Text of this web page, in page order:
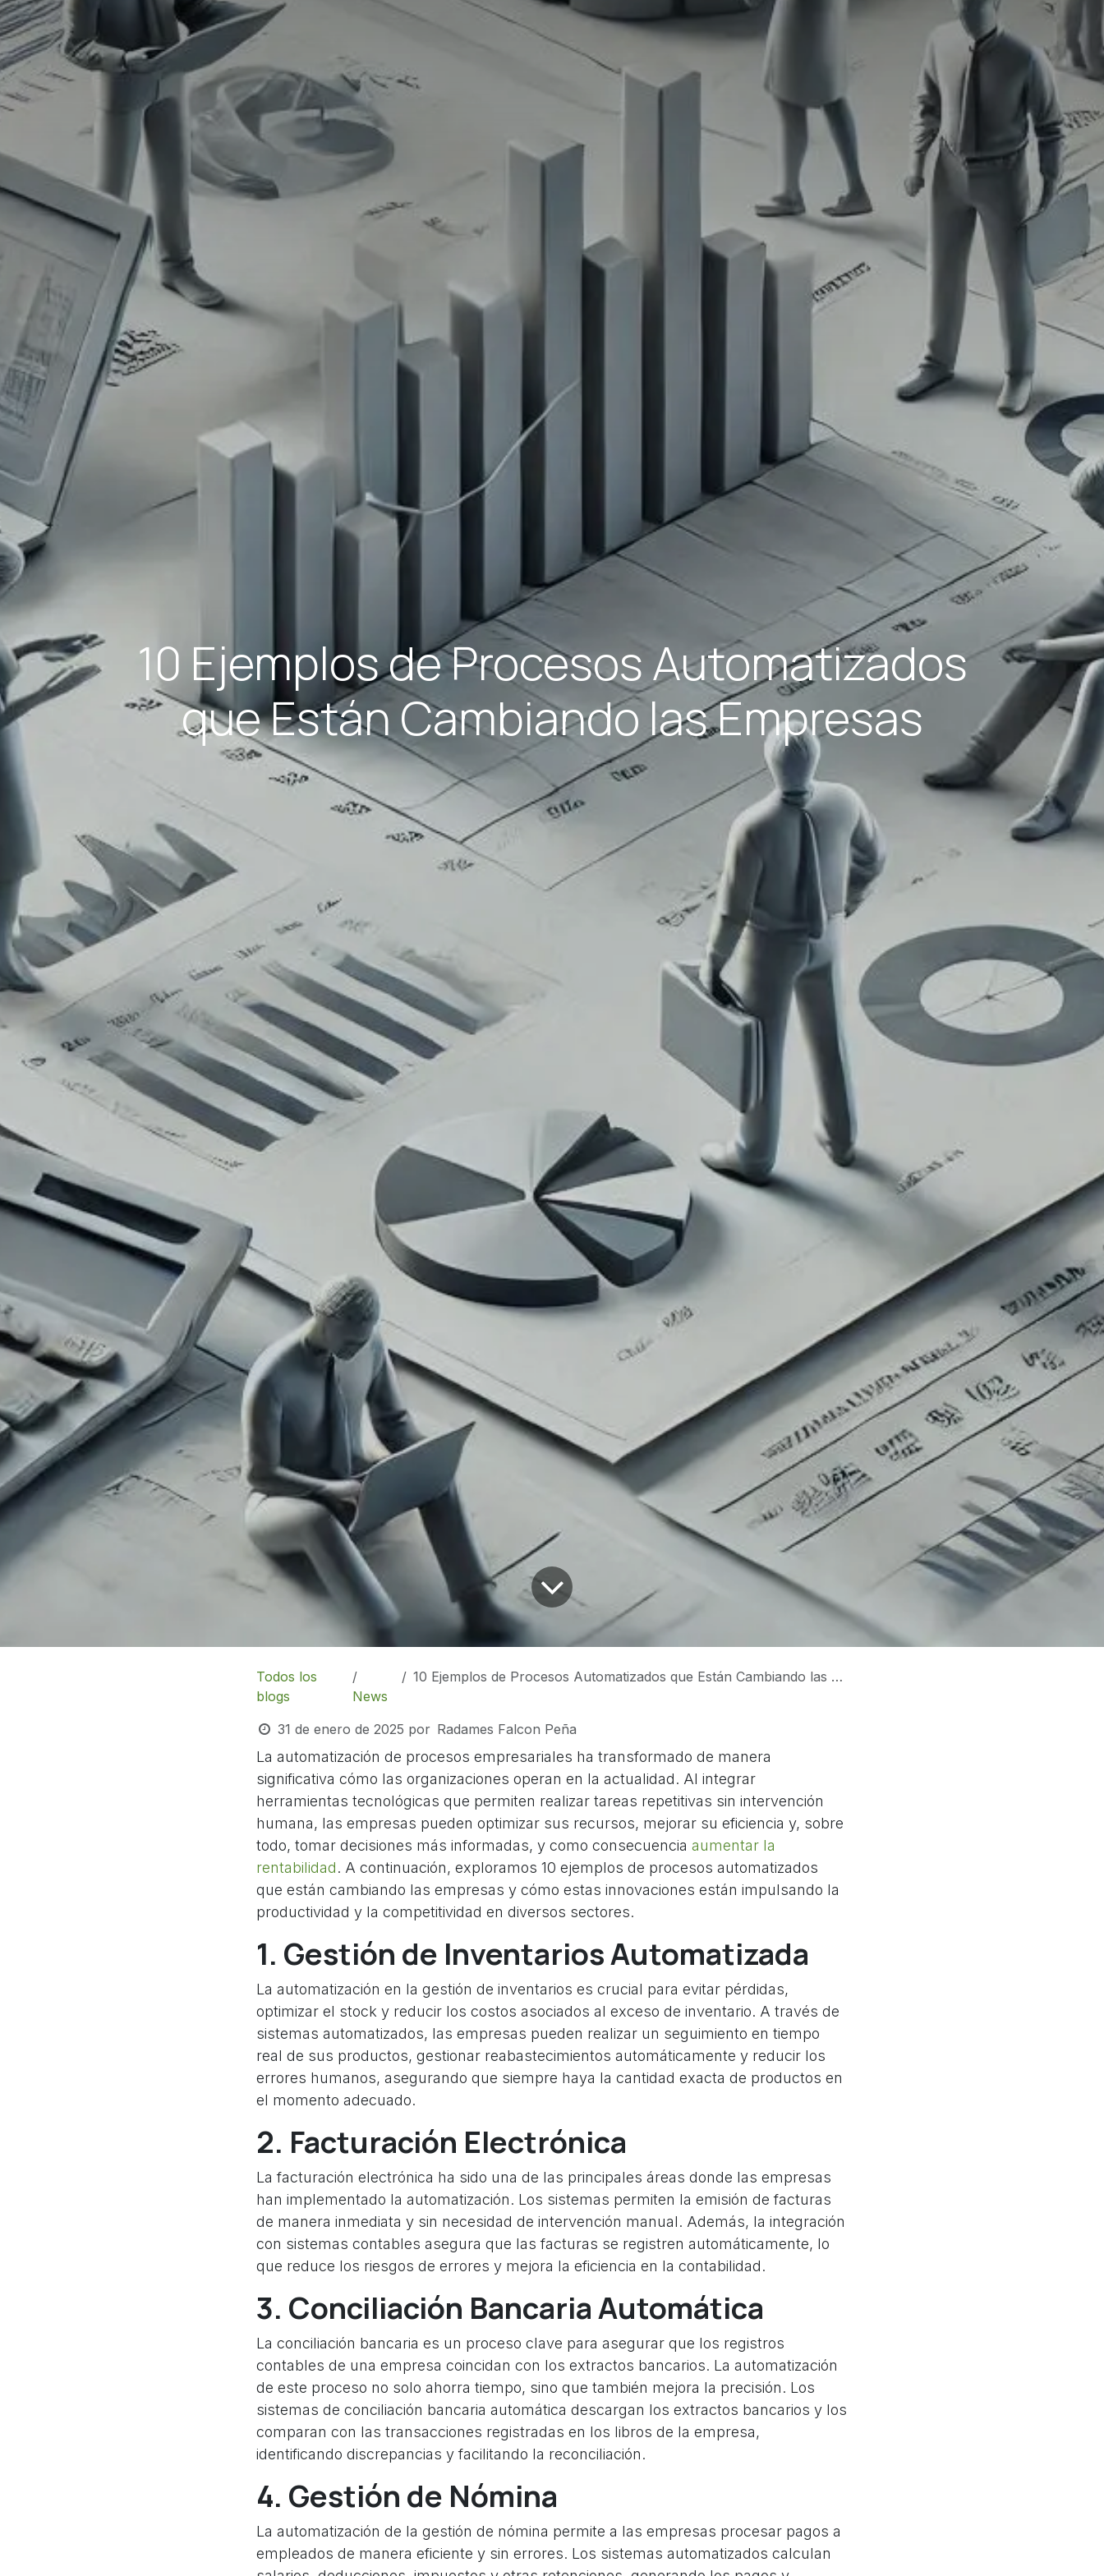
10 Ejemplos de Procesos Automatizados
que Están Cambiando las Empresas
Todos los
blogs
News
10 Ejemplos de Procesos Automatizados que Están Cambiando las Empresas
31 de enero de 2025 por Radames Falcon Peña
La automatización de procesos empresariales ha transformado de manera
significativa cómo las organizaciones operan en la actualidad. Al integrar
herramientas tecnológicas que permiten realizar tareas repetitivas sin intervención
humana, las empresas pueden optimizar sus recursos, mejorar su eficiencia y, sobre
todo, tomar decisiones más informadas, y como consecuencia aumentar la
rentabilidad. A continuación, exploramos 10 ejemplos de procesos automatizados
que están cambiando las empresas y cómo estas innovaciones están impulsando la
productividad y la competitividad en diversos sectores.
1. Gestión de Inventarios Automatizada
La automatización en la gestión de inventarios es crucial para evitar pérdidas,
optimizar el stock y reducir los costos asociados al exceso de inventario. A través de
sistemas automatizados, las empresas pueden realizar un seguimiento en tiempo
real de sus productos, gestionar reabastecimientos automáticamente y reducir los
errores humanos, asegurando que siempre haya la cantidad exacta de productos en
el momento adecuado.
2. Facturación Electrónica
La facturación electrónica ha sido una de las principales áreas donde las empresas
han implementado la automatización. Los sistemas permiten la emisión de facturas
de manera inmediata y sin necesidad de intervención manual. Además, la integración
con sistemas contables asegura que las facturas se registren automáticamente, lo
que reduce los riesgos de errores y mejora la eficiencia en la contabilidad.
3. Conciliación Bancaria Automática
La conciliación bancaria es un proceso clave para asegurar que los registros
contables de una empresa coincidan con los extractos bancarios. La automatización
de este proceso no solo ahorra tiempo, sino que también mejora la precisión. Los
sistemas de conciliación bancaria automática descargan los extractos bancarios y los
comparan con las transacciones registradas en los libros de la empresa,
identificando discrepancias y facilitando la reconciliación.
4. Gestión de Nómina
La automatización de la gestión de nómina permite a las empresas procesar pagos a
empleados de manera eficiente y sin errores. Los sistemas automatizados calculan